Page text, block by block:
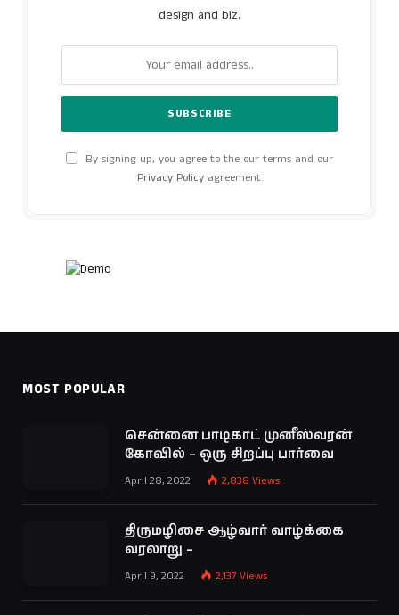
design and biz.
By signing up, you agree to the our terms and our
Privacy Policyagreement.
MOST POPULAR
சென்னை பாடிகாட் முனீஸ்வரன்
கோவில் – ஒரு சிறப்பு பார்வை
April 28, 2022 2,838 Views
திருமழிசை ஆழ்வார் வாழ்க்கை
வரலாறு –
April 9, 2022 2,137 Views